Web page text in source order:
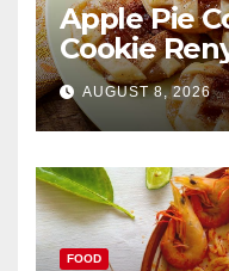
Apple Pie
Cookie
AUGUST 8, 2026
FOOD